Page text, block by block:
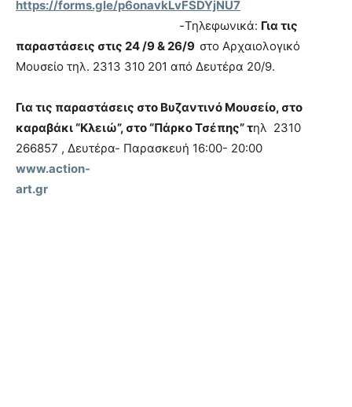
https://forms.gle/p6onavkLvFSDYjNU7
-Τηλεφωνικά: Για τις
παραστάσεις στις 24 /9 & 26/9 στο Αρχαιολογικό
Μουσείο τηλ. 2313 310 201 από Δευτέρα 20/9.
Για τις παραστάσεις στο Βυζαντινό Μουσείο, στο
καραβάκι “Κλειώ”, στο “Πάρκο Τσέπης” τηλ 2310
266857 , Δευτέρα- Παρασκευή 16:00- 20:00
www.action-
art.gr